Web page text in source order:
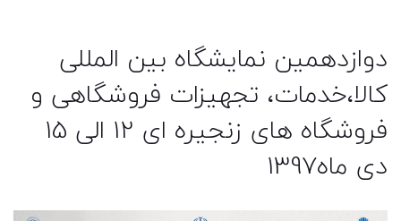
دوازدهمین نمایشگاه بین المللی
کالا،خدمات، تجهیزات فروشگاهی و
فروشگاه های زنجیره ای 12 الی 15
دی ماه1397